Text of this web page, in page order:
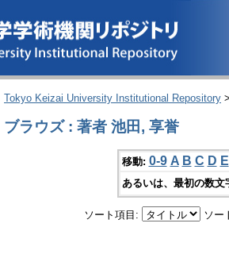
Tokyo Keizai University Institutional Repository
ブラウズ : 著者 池田, 享誉
移動: 0-9 A B C D E
あるいは、最初の数
ソート項目: ソー